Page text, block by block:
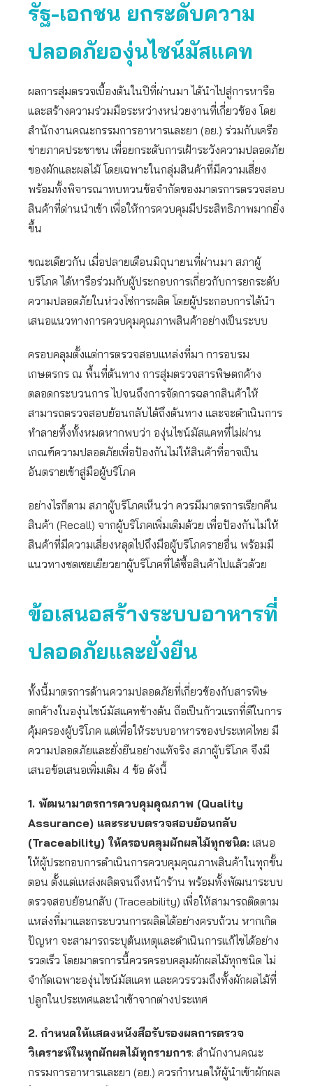
รัฐ-เอกชน ยกระดับความ
ปลอดภัยองุ่นไชน์มัสแคท
ผลการสุ่มตรวจเบื้องต้นในปีที่ผ่านมา ได้นำไปสู่การหารือ
และสร้างความร่วมมือระหว่างหน่วยงานที่เกี่ยวข้อง โดย
สำนักงานคณะกรรมการอาหารและยา (อย.) ร่วมกับเครือ
ข่ายภาคประชาชน เพื่อยกระดับการเฝ้าระวังความปลอดภัย
ของผักและผลไม้ โดยเฉพาะในกลุ่มสินค้าที่มีความเสี่ยง
พร้อมทั้งพิจารณาทบทวนข้อจำกัดของมาตรการตรวจสอบ
สินค้าที่ด่านนำเข้า เพื่อให้การควบคุมมีประสิทธิภาพมากยิ่ง
ขึ้น
ขณะเดียวกัน เมื่อปลายเดือนมิถุนายนที่ผ่านมา สภาผู้
บริโภค ได้หารือร่วมกับผู้ประกอบการเกี่ยวกับการยกระดับ
ความปลอดภัยในห่วงโซ่การผลิต โดยผู้ประกอบการได้นำ
เสนอแนวทางการควบคุมคุณภาพสินค้าอย่างเป็นระบบ
ครอบคลุมตั้งแต่การตรวจสอบแหล่งที่มา การอบรม
เกษตรกร ณ พื้นที่ต้นทาง การสุ่มตรวจสารพิษตกค้าง
ตลอดกระบวนการ ไปจนถึงการจัดการฉลากสินค้าให้
สามารถตรวจสอบย้อนกลับได้ถึงต้นทาง และจะดำเนินการ
ทำลายทิ้งทั้งหมดหากพบว่า องุ่นไชน์มัสแคทที่ไม่ผ่าน
เกณฑ์ความปลอดภัยเพื่อป้องกันไม่ให้สินค้าที่อาจเป็น
อันตรายเข้าสู่มือผู้บริโภค
อย่างไรก็ตาม สภาผู้บริโภคเห็นว่า ควรมีมาตรการเรียกคืน
สินค้า (Recall) จากผู้บริโภคเพิ่มเติมด้วย เพื่อป้องกันไม่ให้
สินค้าที่มีความเสี่ยงหลุดไปถึงมือผู้บริโภครายอื่น พร้อมมี
แนวทางชดเชยเยียวยาผู้บริโภคที่ได้ซื้อสินค้าไปแล้วด้วย
ข้อเสนอสร้างระบบอาหารที่
ปลอดภัยและยั่งยืน
ทั้งนี้มาตรการด้านความปลอดภัยที่เกี่ยวข้องกับสารพิษ
ตกค้างในองุ่นไชน์มัสแคทข้างต้น ถือเป็นก้าวแรกที่ดีในการ
คุ้มครองผู้บริโภค แต่เพื่อให้ระบบอาหารของประเทศไทย มี
ความปลอดภัยและยั่งยืนอย่างแท้จริง สภาผู้บริโภค จึงมี
เสนอข้อเสนอเพิ่มเติม 4 ข้อ ดังนี้
1. พัฒนามาตรการควบคุมคุณภาพ (Quality
Assurance) และระบบตรวจสอบย้อนกลับ
(Traceability) ให้ครอบคลุมผักผลไม้ทุกชนิด: เสนอ
ให้ผู้ประกอบการดำเนินการควบคุมคุณภาพสินค้าในทุกขั้น
ตอน ตั้งแต่แหล่งผลิตจนถึงหน้าร้าน พร้อมทั้งพัฒนาระบบ
ตรวจสอบย้อนกลับ (Traceability) เพื่อให้สามารถติดตาม
แหล่งที่มาและกระบวนการผลิตได้อย่างครบถ้วน หากเกิด
ปัญหา จะสามารถระบุต้นเหตุและดำเนินการแก้ไขได้อย่าง
รวดเร็ว โดยมาตรการนี้ควรครอบคลุมผักผลไม้ทุกชนิด ไม่
จำกัดเฉพาะองุ่นไชน์มัสแคท และควรรวมถึงทั้งผักผลไม้ที่
ปลูกในประเทศและนำเข้าจากต่างประเทศ
2. กำหนดให้แสดงหนังสือรับรองผลการตรวจ
วิเคราะห์ในทุกผักผลไม้ทุกรายการ: สำนักงานคณะ
กรรมการอาหารและยา (อย.) ควรกำหนดให้ผู้นำเข้าผักผล